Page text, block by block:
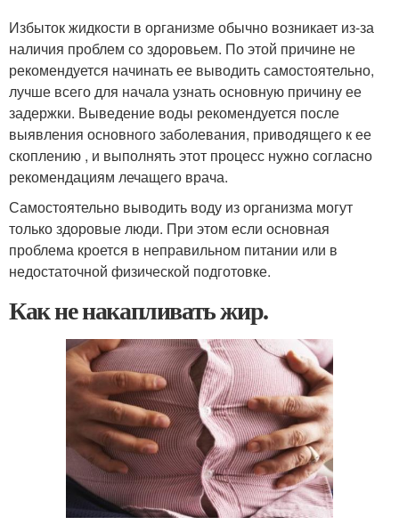
Избыток жидкости в организме обычно возникает из-за
наличия проблем со здоровьем. По этой причине не
рекомендуется начинать ее выводить самостоятельно,
лучше всего для начала узнать основную причину ее
задержки. Выведение воды рекомендуется после
выявления основного заболевания, приводящего к ее
скоплению , и выполнять этот процесс нужно согласно
рекомендациям лечащего врача.
Самостоятельно выводить воду из организма могут
только здоровые люди. При этом если основная
проблема кроется в неправильном питании или в
недостаточной физической подготовке.
Как не накапливать жир.